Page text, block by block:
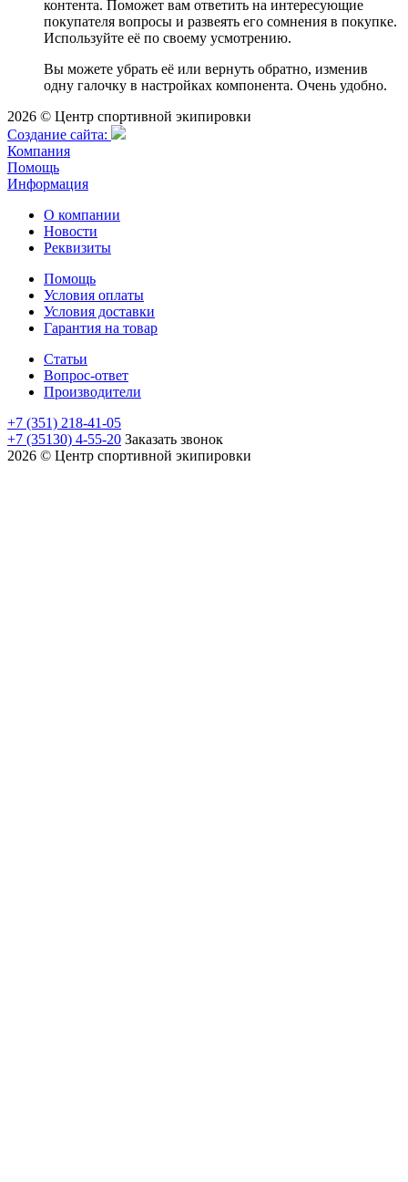
контента. Поможет вам ответить на интересующие
покупателя вопросы и развеять его сомнения в покупке.
Используйте её по своему усмотрению.
Вы можете убрать её или вернуть обратно, изменив
одну галочку в настройках компонента. Очень удобно.
2026 © Центр спортивной экипировки
Cоздание сайта:
Компания
Помощь
Информация
О компании
Новости
Реквизиты
Помощь
Условия оплаты
Условия доставки
Гарантия на товар
Статьи
Вопрос-ответ
Производители
+7 (351) 218-41-05
+7 (35130) 4-55-20 Заказать звонок
2026 © Центр спортивной экипировки